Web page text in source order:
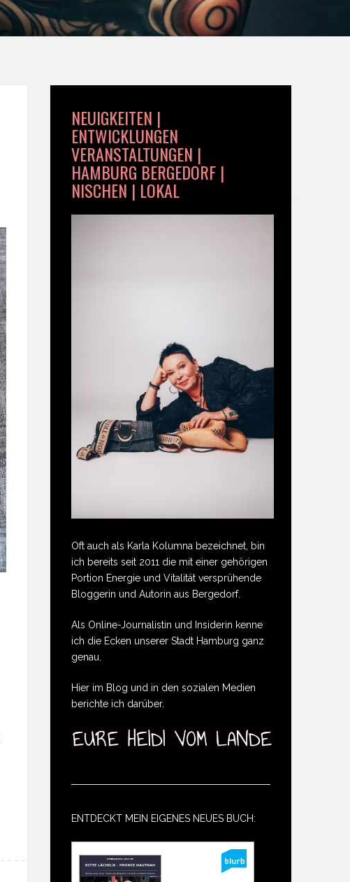
NEUIGKEITEN |
ENTWICKLUNGEN
VERANSTALTUNGEN |
HAMBURG BERGEDORF |
NISCHEN | LOKAL
Oft auch als Karla Kolumna bezeichnet, bin
ich bereits seit 2011 die mit einer gehörigen
Portion Energie und Vitalität versprühende
Bloggerin und Autorin aus Bergedorf.
Als Online-Journalistin und Insiderin kenne
ich die Ecken unserer Stadt Hamburg ganz
genau.
Hier im Blog und in den sozialen Medien
berichte ich darüber.
ENTDECKT MEIN EIGENES NEUES BUCH: